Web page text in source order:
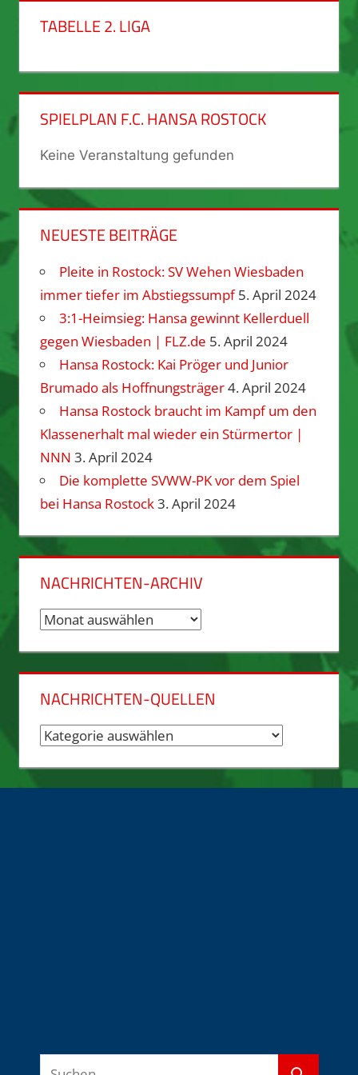
TABELLE 2. LIGA
SPIELPLAN F.C. HANSA ROSTOCK
Keine Veranstaltung gefunden
NEUESTE BEITRÄGE
Pleite in Rostock: SV Wehen Wiesbaden
immer tiefer im Abstiegssumpf 5. April 2024
3:1-Heimsieg: Hansa gewinnt Kellerduell
gegen Wiesbaden | FLZ.de 5. April 2024
Hansa Rostock: Kai Pröger und Junior
Brumado als Hoffnungsträger4. April 2024
Hansa Rostock braucht im Kampf um den
Klassenerhalt mal wieder ein Stürmertor |
NNN 3. April 2024
Die komplette SVWW-PK vor dem Spiel
bei Hansa Rostock3. April 2024
NACHRICHTEN-ARCHIV
Nachrichten-
NACHRICHTEN-QUELLEN
Nachrichten-
Suchen